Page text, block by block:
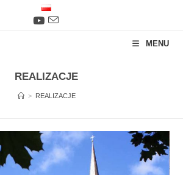
MENU
REALIZACJE
> REALIZACJE